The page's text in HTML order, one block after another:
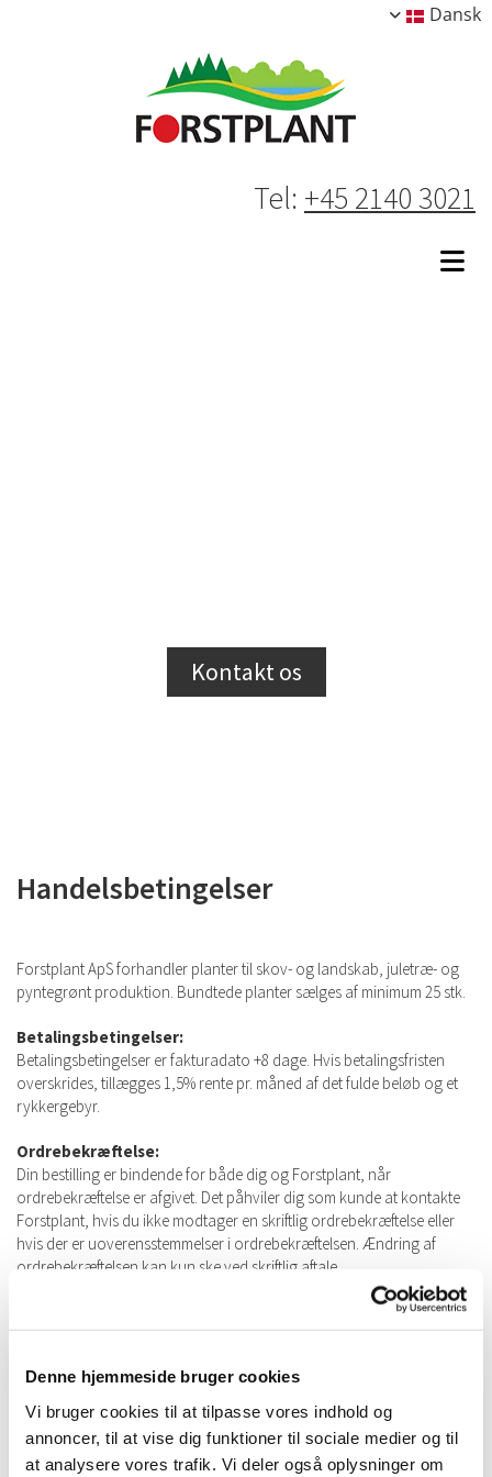
Denne hjemmeside bruger cookies
Vi bruger cookies til at tilpasse vores indhold og
annoncer, til at vise dig funktioner til sociale medier og til
at analysere vores trafik. Vi deler også oplysninger om
Dansk
Tel: +45 2140 3021
Kontakt os
Handelsbetingelser
Forstplant ApS forhandler planter til skov- og landskab, juletræ- og
pyntegrønt produktion. Bundtede planter sælges af minimum 25 stk.
Betalingsbetingelser:
Betalingsbetingelser er fakturadato +8 dage. Hvis betalingsfristen
overskrides, tillægges 1,5% rente pr. måned af det fulde beløb og et
rykkergebyr.
Ordrebekræftelse:
Din bestilling er bindende for både dig og Forstplant, når
ordrebekræftelse er afgivet. Det påhviler dig som kunde at kontakte
Forstplant, hvis du ikke modtager en skriftlig ordrebekræftelse eller
hvis der er uoverensstemmelser i ordrebekræftelsen. Ændring af
ordrebekræftelsen kan kun ske ved skriftlig aftale.
Ordrebekræftelsen er betinget af, at der kan opnås positiv og fuldt
dækkende kreditforsikring for hele beløbet af Forstplant ApS
Hvis du ikke aftager de planter, der er aftalt i ordrebekræftelsen, vil
Forstplant ApS sende dig et skriftligt varsel og forsøge at afhænde
planterne til anden side. Det påhviler dig som kunde at erstatte
eventuelle tab i forhold til den oprindelige aftale og samtlige udgifter,